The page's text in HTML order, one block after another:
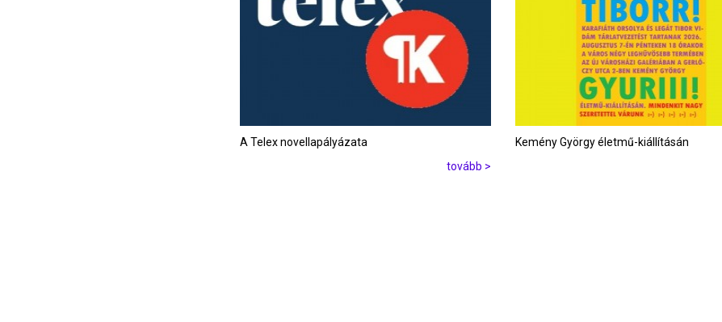
A Telex novellapályázata
tovább >
Kemény György életmű-kiállításán